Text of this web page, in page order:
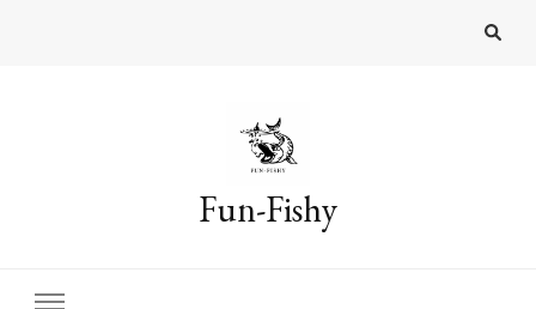
Fun-Fishy